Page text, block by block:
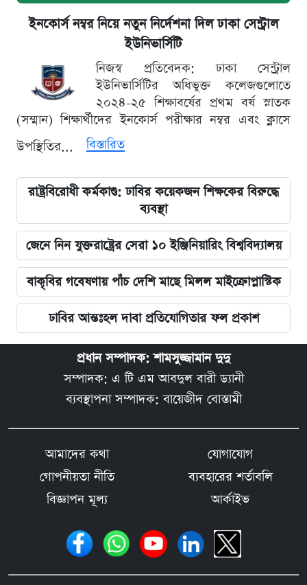
ইনকোর্স নম্বর নিয়ে নতুন নির্দেশনা দিল ঢাকা সেন্ট্রাল
ইউনিভার্সিটি
নিজস্ব প্রতিবেদক: ঢাকা সেন্ট্রাল
ইউনিভার্সিটির অধিভুক্ত কলেজগুলোতে
২০২৪-২৫ শিক্ষাবর্ষের প্রথম বর্ষ স্নাতক
(সম্মান) শিক্ষার্থীদের ইনকোর্স পরীক্ষার নম্বর এবং ক্লাসে
উপস্থিতির...
বিস্তারিত
রাষ্ট্রবিরোধী কর্মকাণ্ড: ঢাবির কয়েকজন শিক্ষকের বিরুদ্ধে
ব্যবস্থা
জেনে নিন যুক্তরাষ্ট্রের সেরা ১০ ইঞ্জিনিয়ারিং বিশ্ববিদ্যালয়
বাকৃবির গবেষণায় পাঁচ দেশি মাছে মিলল মাইক্রোপ্লাস্টিক
ঢাবির আন্তঃহল দাবা প্রতিযোগিতার ফল প্রকাশ
প্রধান সম্পাদক: শামসুজ্জামান দুদু
সম্পাদক: এ টি এম আবদুল বারী ড্যানী
ব্যবস্থাপনা সম্পাদক: বায়েজীদ বোস্তামী
আমাদের কথা
যোগাযোগ
গোপনীয়তা নীতি
ব্যবহারের শর্তাবলি
বিজ্ঞাপন মূল্য
আর্কাইভ